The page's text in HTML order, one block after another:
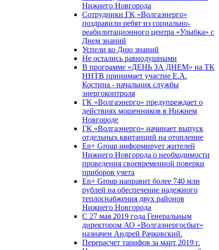
Нижнего Новгорода
Сотрудники ГК «Волгаэнерго»
поздравили ребят из социально-
реабилитационного центра «Улыбка» с
Днем знаний
Успели ко Дню знаний
Не остались равнодушными
В программе «ДЕНЬ ЗА ДНЕМ» на ТК
ННТВ принимает участие Е.А.
Костина - начальник службы
энергоконтроля
ГК «Волгаэнерго» предупреждает о
действиях мошенников в Нижнем
Новгороде
ГК «Волгаэнерго» начинает выпуск
отдельных квитанций на отопление
En+ Group информирует жителей
Нижнего Новгорода о необходимости
проведения своевременной поверки
приборов учета
En+ Group направит более 740 млн
рублей на обеспечение надежного
теплоснабжения двух районов
Нижнего Новгорода
С 27 мая 2019 года Генеральным
директором АО «Волгаэнергосбыт»
назначен Андрей Рачковский.
Перерасчет тарифов за март 2019 г.